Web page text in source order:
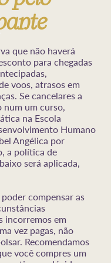
que não haverá
para chegadas
voos, atrasos em
Se cancelares a
um curso,
na Escola
Humano
Angélica por
a política de
será aplicada,
compensar as
incorremos em
vez pagas, não
Recomendamos
você compres um